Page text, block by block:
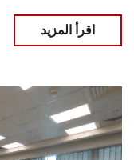
اقرأ المزيد